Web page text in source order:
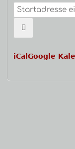
iCal Google